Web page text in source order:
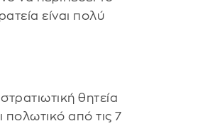
είναι πολύ
θητεία
πολωτικό από τις 7